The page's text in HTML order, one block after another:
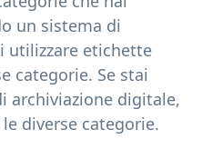
un sistema di
utilizzare etichette
categorie. Se stai
archiviazione digitale,
diverse categorie.